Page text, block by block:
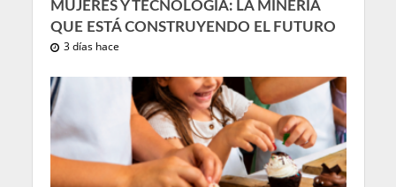
MUJERES Y TECNOLOGÍA: LA MINERÍA
QUE ESTÁ CONSTRUYENDO EL FUTURO
3 días hace